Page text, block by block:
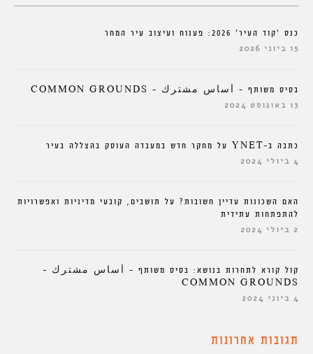
כנס ‘קוד העיר’ 2026: פענוח ועיצוב עיר המחר
15 ביוני 2026
בסיס משותף – أساس مشترك – COMMON GROUNDS
13 באוגוסט 2024
כתבה ב-YNET על מחקר חדש במעבדה העוסק בהצללה בעיר
4 ביולי 2024
האם השכונות עדיין חשובות? על תושבים, קובעי מדיניות ואפשרויות
להתפתחות עתידית
2 ביולי 2024
קול קורא לתחרות בנושא: בסיס משותף – أساس مشترك –
COMMON GROUNDS
4 ביוני 2024
תגובות אחרונות